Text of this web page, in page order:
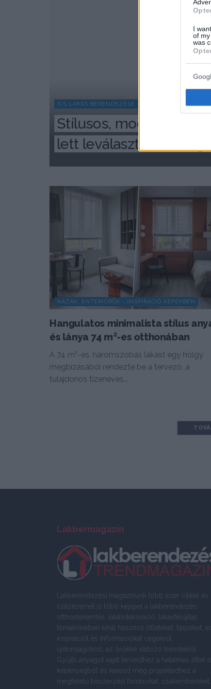
I
of
was
KIS LAKÁS BERENDEZÉSE
Stílusos, modern
lett leválasztott háló,
HÁZAK, ENTERIŐRÖK - INSPIRÁCIÓ KÉPEKBEN
Hangulatos minimalista stílus
és lánya 74 m²-es otthonában
A 74 m²-es, háromszobás lakást egy hölgy
megbízásából rendezte be a tervező, a
tulajdonos tizenéves...
Lakbermagazin
Lakberendezési magazinunk több ezer cikkel és
százezernél is több képpel a lakberendezés,
otthonteremtés, lakásdekoráció, lakásfelújítás
témaköreiben kínál hasznos ötleteket, tippeket, ad
inspirációt és információkat cégekről,
újdonságokról, az örökké változó trendekről.
Gyűjts anyagot saját terveidhez a hatalmas ötlet
képanyagból és keresd meg projektedhez a
megfelelő beszerzési forrásokat, szakembereket.